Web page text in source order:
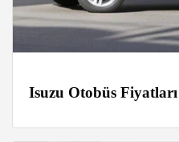
Isuzu Otobüs